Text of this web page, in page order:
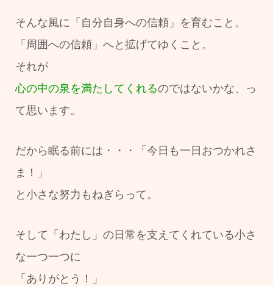
そんな風に「自分自身への信頼」を育むこと。
「周囲への信頼」へと拡げてゆくこと。
それが
心の中の泉を満たしてくれるのではないかな、っ
て思います。
だから眠る前には・・・「今日も一日おつかれさ
ま！」
と小さな努力もねぎらって。
そして「わたし」の日常を支えてくれている小さ
な一つ一つに
「ありがとう！」